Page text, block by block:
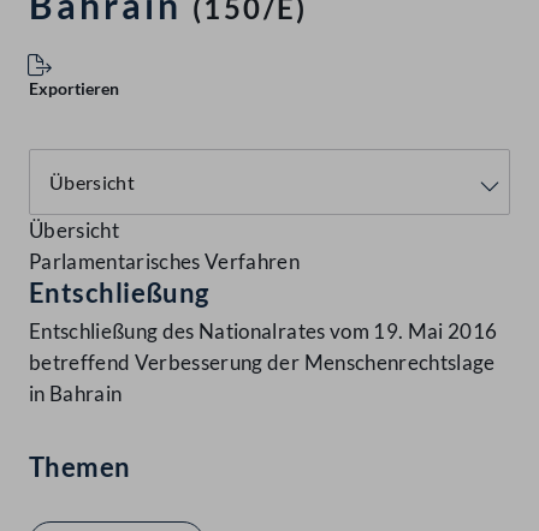
(150/E)
Exportieren
Übersicht
Parlamentarisches Verfahren
Entschließung
Entschließung des Nationalrates vom 19. Mai 2016
betreffend Verbesserung der Menschenrechtslage
in Bahrain
Themen